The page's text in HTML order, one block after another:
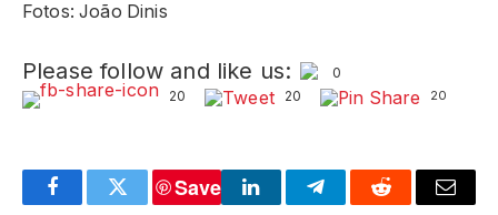
Fotos: João Dinis
Please follow and like us:
0
20
20 20
FacebookTwitter
Save
LinkedInTelegramReddit Email